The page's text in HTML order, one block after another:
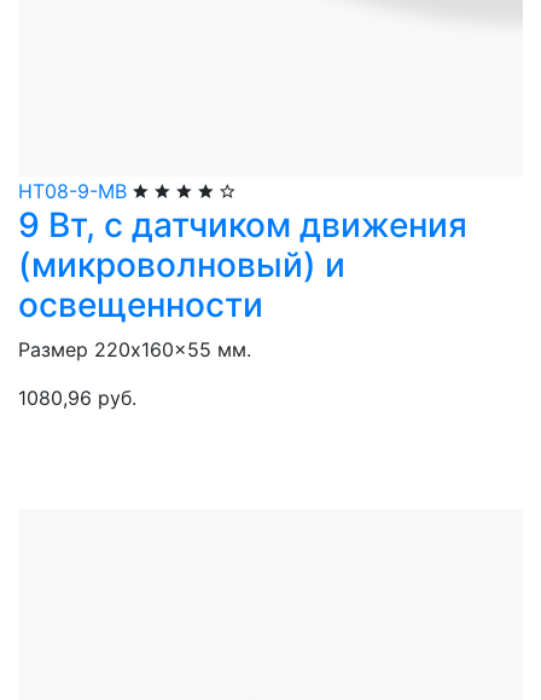
НТ08-9-МВ
9 Вт, с датчиком движения
(микроволновый) и
освещенности
Размер 220x160x55 мм.
1080,96 руб.